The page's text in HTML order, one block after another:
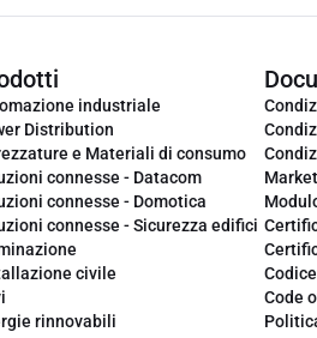
industriale
Distribution
e Materiali di consumo
connesse - Datacom
connesse - Domotica
connesse - Sicurezza edifici
civile
rinnovabili
Code